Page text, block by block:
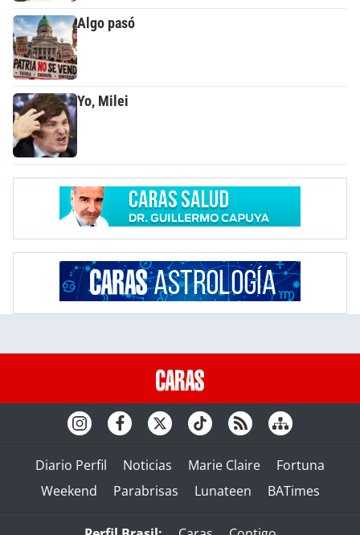
Algo pasó
Yo, Milei
Diario Perfil Noticias Marie Claire
Fortuna
Weekend
Parabrisas Lunateen BATimes